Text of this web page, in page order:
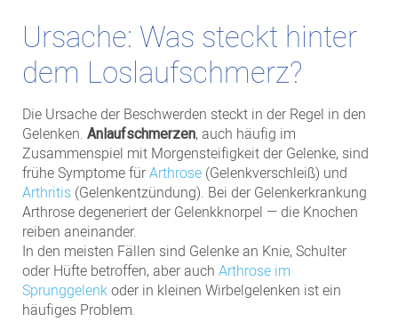
Ursache: Was steckt hinter
dem Loslaufschmerz?
Die Ursache der Beschwerden steckt in der Regel in den
Gelenken. Anlaufschmerzen, auch häufig im
Zusammenspiel mit Morgensteifigkeit der Gelenke, sind
frühe Symptome fürArthrose (Gelenkverschleiß) und
Arthritis (Gelenkentzündung). Bei der Gelenkerkrankung
Arthrose degeneriert der Gelenkknorpel — die Knochen
reiben aneinander.
In den meisten Fällen sind Gelenke an Knie, Schulter
oder Hüfte betroffen, aber auch Arthrose im
Sprunggelenkoder in kleinen Wirbelgelenken ist ein
häufiges Problem.